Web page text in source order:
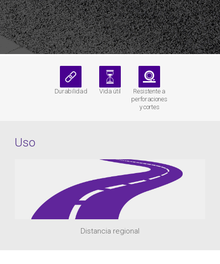
Durabilidad Vida útil
Resistente a
perforaciones
y cortes
Uso
Distancia regional